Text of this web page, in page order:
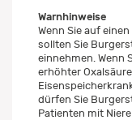
Warnhinweise
Wenn Sie auf
sollten Sie
einnehmen. Wenn
erhöhter
dürfen Sie
Patienten mit